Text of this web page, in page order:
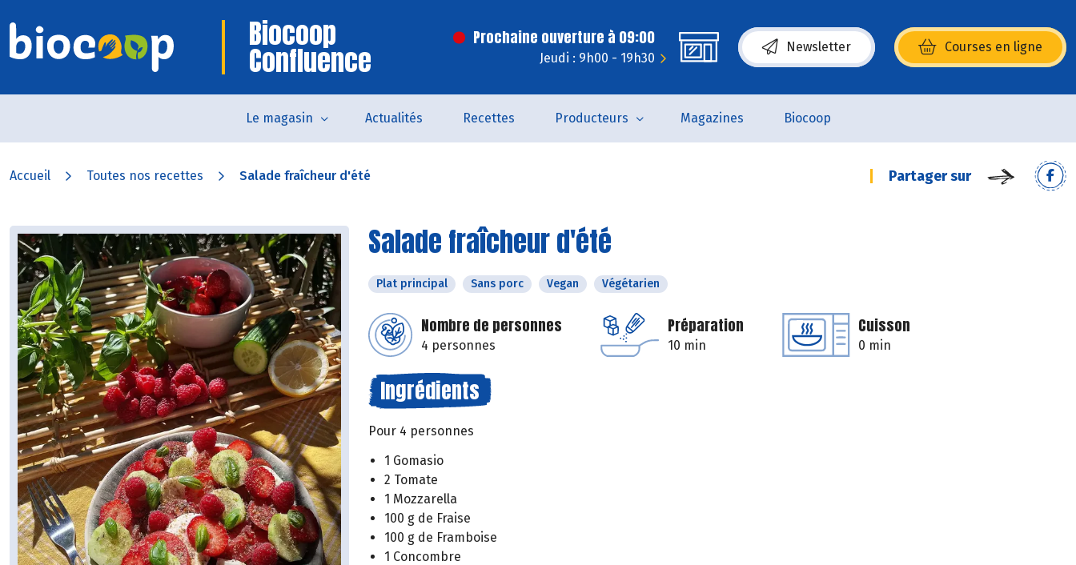
Biocoop
Confluence
Prochaine ouverture à 09:00
Jeudi : 9h00 - 19h30
Newsletter Courses en ligne
(s’ouvre dans une nouvelle fenêtre)
Le magasin Actualités Recettes Producteurs Magazines Biocoop
Accueil Toutes nos recettes Salade fraîcheur d'été Partager sur
Salade fraîcheur d'été
Plat principal Sans porc Vegan Végétarien
Nombre de personnes
4 personnes
Préparation
10 min
Cuisson
0 min
Ingrédients
Pour 4 personnes
1 Gomasio
2 Tomate
1 Mozzarella
100 g de Fraise
100 g de Framboise
1 Concombre